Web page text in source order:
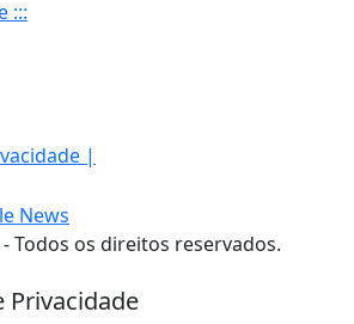
:::
|
- Todos os direitos reservados.
Privacidade